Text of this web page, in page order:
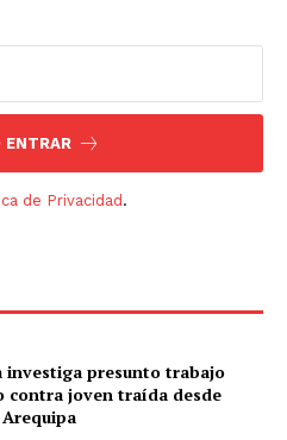
ENTRAR
de Privacidad.
investiga presunto trabajo
contra joven traída desde